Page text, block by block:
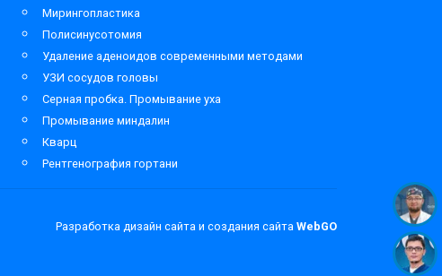
Мирингопластика
Полисинусотомия
Удаление аденоидов современными методами
УЗИ сосудов головы
Серная пробка. Промывание уха
Промывание миндалин
Кварц
Рентгенография гортани
Разработка дизайн сайта и создания сайта WebGO